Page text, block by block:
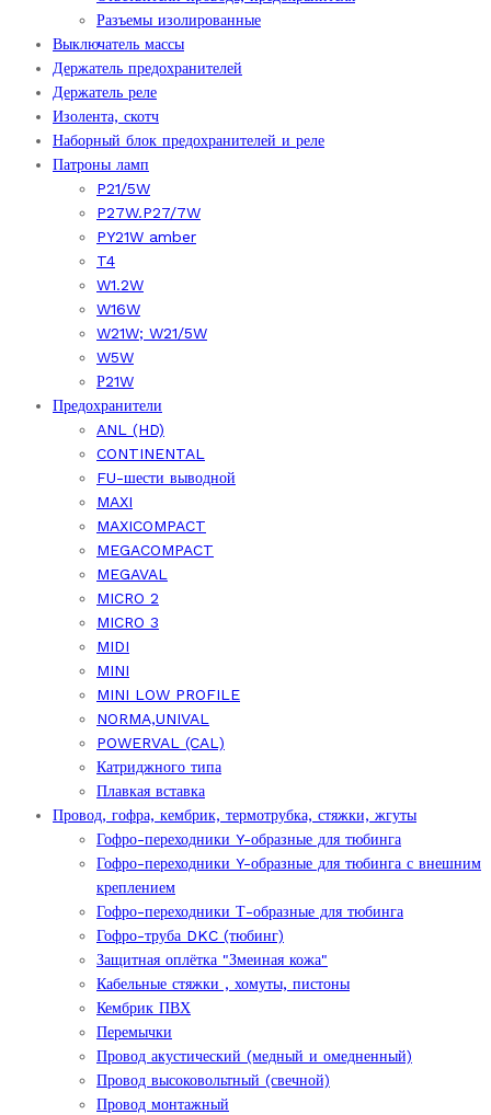
Разъемы изолированные
Выключатель массы
Держатель предохранителей
Держатель реле
Изолента, скотч
Наборный блок предохранителей и реле
Патроны ламп
P21/5W
P27W.P27/7W
PY21W amber
T4
W1.2W
W16W
W21W; W21/5W
W5W
Р21W
Предохранители
ANL (HD)
CONTINENTAL
FU-шести выводной
MAXI
MAXICOMPACT
MEGACOMPACT
MEGAVAL
MICRO 2
MICRO 3
MIDI
MINI
MINI LOW PROFILE
NORMA,UNIVAL
POWERVAL (CAL)
Катриджного типа
Плавкая вставка
Провод, гофра, кембрик, термотрубка, стяжки, жгуты
Гофро-переходники Y-образные для тюбинга
Гофро-переходники Y-образные для тюбинга с внешним
креплением
Гофро-переходники Т-образные для тюбинга
Гофро-труба DKC (тюбинг)
Защитная оплётка "Змеиная кожа"
Кабельные стяжки , хомуты, пистоны
Кембрик ПВХ
Перемычки
Провод акустический (медный и омедненный)
Провод высоковольтный (свечной)
Провод монтажный